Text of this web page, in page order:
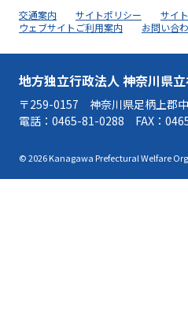
交通案内 サイトポリシー
サイ
ウェブサイトご利用案内
お問い合
地方独立行政法人 神奈川県
〒259-0157 神奈川県足柄上郡
電話： 0465-81-0288 FAX：
© 2026 Kanagawa Prefectural Welfare